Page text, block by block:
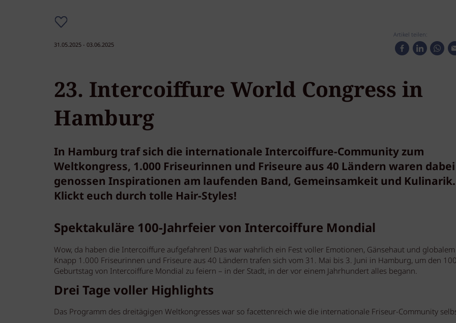
31.05.2025 - 03.06.2025
Artikel teilen:
23. Intercoiffure World Congress in
Hamburg
In Hamburg traf sich die internationale Intercoiffure-Community zum
Weltkongress, 1.000 Friseurinnen und Friseure aus 40 Ländern waren
genossen Inspirationen am laufenden Band, Gemeinsamkeit und Kulinarik.
Klickt euch durch tolle Hair-Styles!
Spektakuläre 100-Jahrfeier von Intercoiffure Mondial
Wow, da haben die Intercoiffure aufgefahren! Das war wahrlich ein Fest voller Emotionen, Gänsehaut und
Knapp 1.000 Friseurinnen und Friseure aus 40 Ländern trafen sich vom 31. Mai bis 3. Juni in Hamburg, um den
Geburtstag von Intercoiffure Mondial zu feiern – in der Stadt, in der vor einem Jahrhundert alles begann.
Drei Tage voller Highlights
Das Programm des dreitägigen Weltkongresses war so facettenreich wie die internationale Friseur-Community